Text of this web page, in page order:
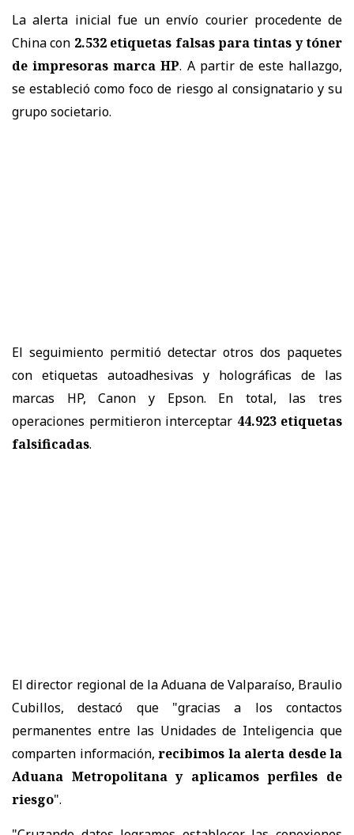
La alerta inicial fue un envío courier procedente de
China con 2.532 etiquetas falsas para tintas y tóner
de impresoras marca HP. A partir de este hallazgo,
se estableció como foco de riesgo al consignatario y su
grupo societario.
El seguimiento permitió detectar otros dos paquetes
con etiquetas autoadhesivas y holográficas de las
marcas HP, Canon y Epson. En total, las tres
operaciones permitieron interceptar 44.923 etiquetas
falsificadas.
El director regional de la Aduana de Valparaíso, Braulio
Cubillos, destacó que "gracias a los contactos
permanentes entre las Unidades de Inteligencia que
comparten información, recibimos la alerta desde la
Aduana Metropolitana y aplicamos perfiles de
riesgo".